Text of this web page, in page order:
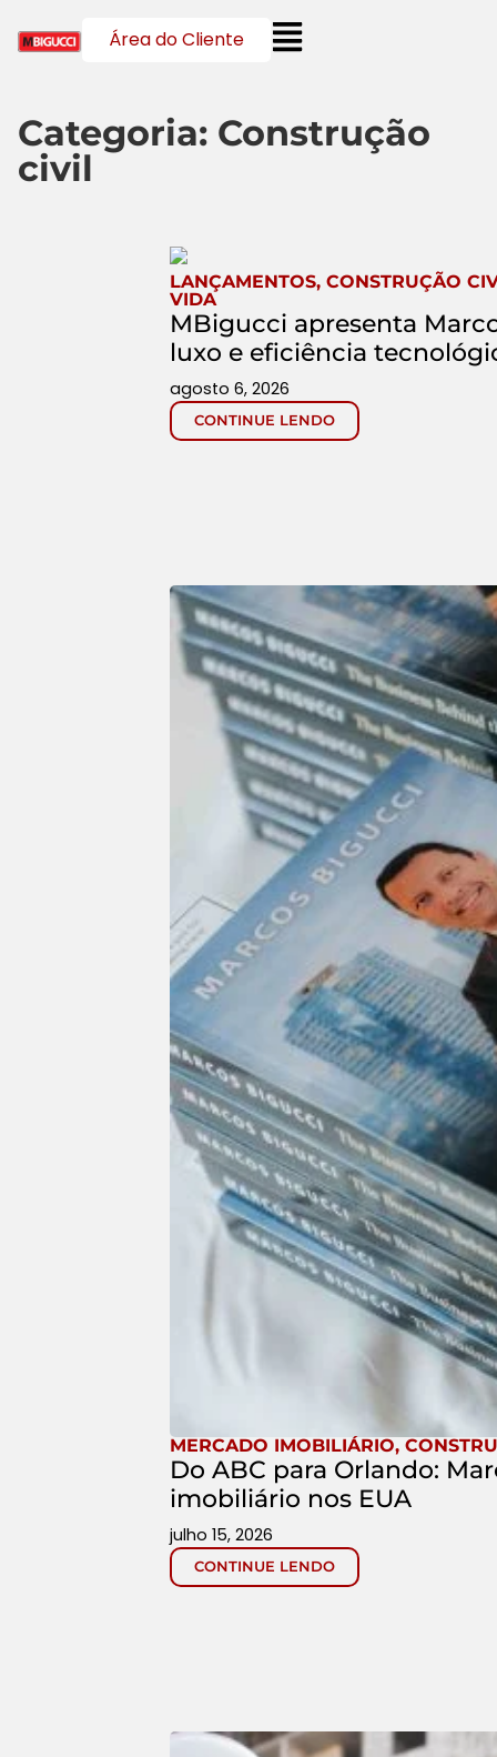
Área do Cliente
Categoria: Construção
civil
LANÇAMENTOS, CONSTRUÇÃO
VIDA
MBigucci apresenta
luxo e eficiência
CONTINUE LENDO
agosto 6, 2026
MERCADO IMOBILIÁRIO,
Do ABC para Orlando:
imobiliário nos EUA
CONTINUE LENDO
julho 15, 2026